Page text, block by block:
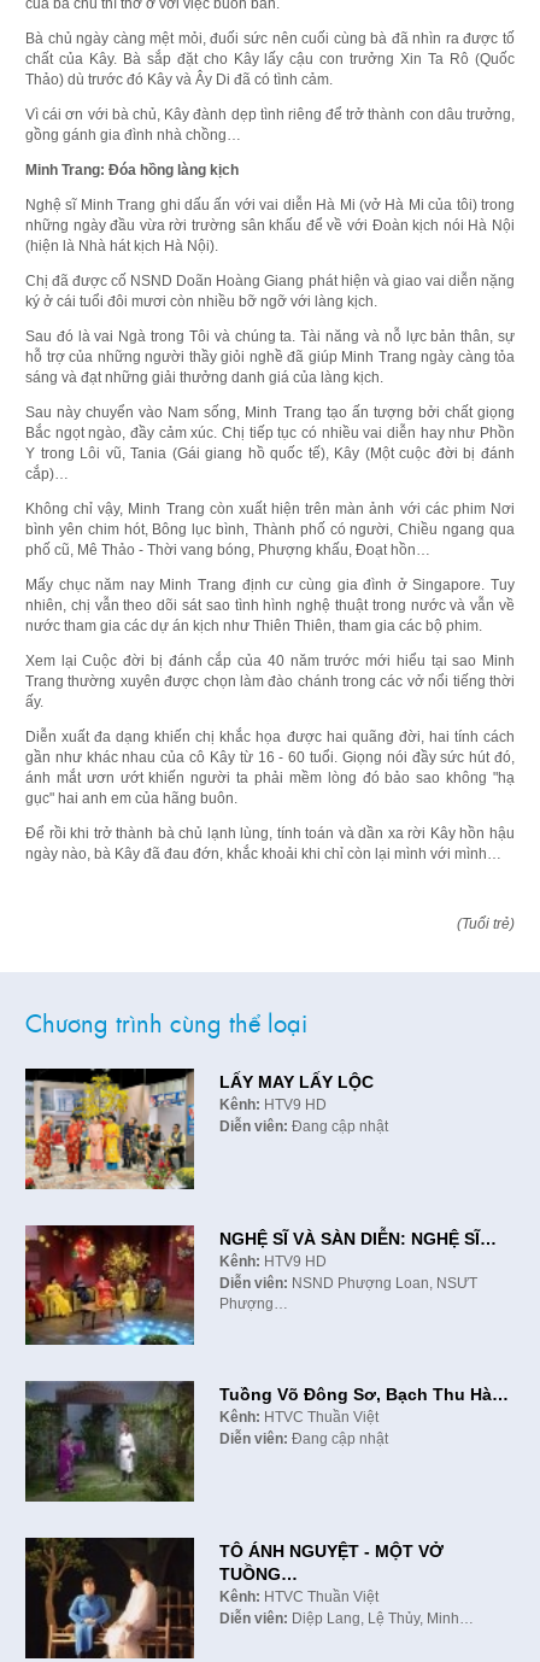
của bà chủ thì thờ ơ với việc buôn bán.
Bà chủ ngày càng mệt mỏi, đuối sức nên cuối cùng bà đã nhìn ra được tố
chất của Kây. Bà sắp đặt cho Kây lấy cậu con trưởng Xin Ta Rô (Quốc
Thảo) dù trước đó Kây và Ây Di đã có tình cảm.
Vì cái ơn với bà chủ, Kây đành dẹp tình riêng để trở thành con dâu trưởng,
gồng gánh gia đình nhà chồng…
Minh Trang: Đóa hồng làng kịch
Nghệ sĩ Minh Trang ghi dấu ấn với vai diễn Hà Mi (vở Hà Mi của tôi) trong
những ngày đầu vừa rời trường sân khấu để về với Đoàn kịch nói Hà Nội
(hiện là Nhà hát kịch Hà Nội).
Chị đã được cố NSND Doãn Hoàng Giang phát hiện và giao vai diễn nặng
ký ở cái tuổi đôi mươi còn nhiều bỡ ngỡ với làng kịch.
Sau đó là vai Ngà trong Tôi và chúng ta. Tài năng và nỗ lực bản thân, sự
hỗ trợ của những người thầy giỏi nghề đã giúp Minh Trang ngày càng tỏa
sáng và đạt những giải thưởng danh giá của làng kịch.
Sau này chuyển vào Nam sống, Minh Trang tạo ấn tượng bởi chất giọng
Bắc ngọt ngào, đầy cảm xúc. Chị tiếp tục có nhiều vai diễn hay như Phồn
Y trong Lôi vũ, Tania (Gái giang hồ quốc tế), Kây (Một cuộc đời bị đánh
cắp)…
Không chỉ vậy, Minh Trang còn xuất hiện trên màn ảnh với các phim Nơi
bình yên chim hót, Bông lục bình, Thành phố có người, Chiều ngang qua
phố cũ, Mê Thảo - Thời vang bóng, Phượng khấu, Đoạt hồn…
Mấy chục năm nay Minh Trang định cư cùng gia đình ở Singapore. Tuy
nhiên, chị vẫn theo dõi sát sao tình hình nghệ thuật trong nước và vẫn về
nước tham gia các dự án kịch như Thiên Thiên, tham gia các bộ phim.
Xem lại Cuộc đời bị đánh cắp của 40 năm trước mới hiểu tại sao Minh
Trang thường xuyên được chọn làm đào chánh trong các vở nổi tiếng thời
ấy.
Diễn xuất đa dạng khiến chị khắc họa được hai quãng đời, hai tính cách
gần như khác nhau của cô Kây từ 16 - 60 tuổi. Giọng nói đầy sức hút đó,
ánh mắt ươn ướt khiến người ta phải mềm lòng đó bảo sao không "hạ
gục" hai anh em của hãng buôn.
Để rồi khi trở thành bà chủ lạnh lùng, tính toán và dần xa rời Kây hồn hậu
ngày nào, bà Kây đã đau đớn, khắc khoải khi chỉ còn lại mình với mình…
(Tuổi trẻ)
Chương trình cùng thể loại
LẤY MAY LẤY LỘC
Kênh: HTV9 HD
Diễn viên: Đang cập nhật
NGHỆ SĨ VÀ SÀN DIỄN: NGHỆ SĨ…
Kênh: HTV9 HD
Diễn viên: NSND Phượng Loan, NSƯT
Phượng…
Tuồng Võ Đông Sơ, Bạch Thu Hà…
Kênh: HTVC Thuần Việt
Diễn viên: Đang cập nhật
TÔ ÁNH NGUYỆT - MỘT VỞ
TUỒNG…
Kênh: HTVC Thuần Việt
Diễn viên: Diệp Lang, Lệ Thủy, Minh…